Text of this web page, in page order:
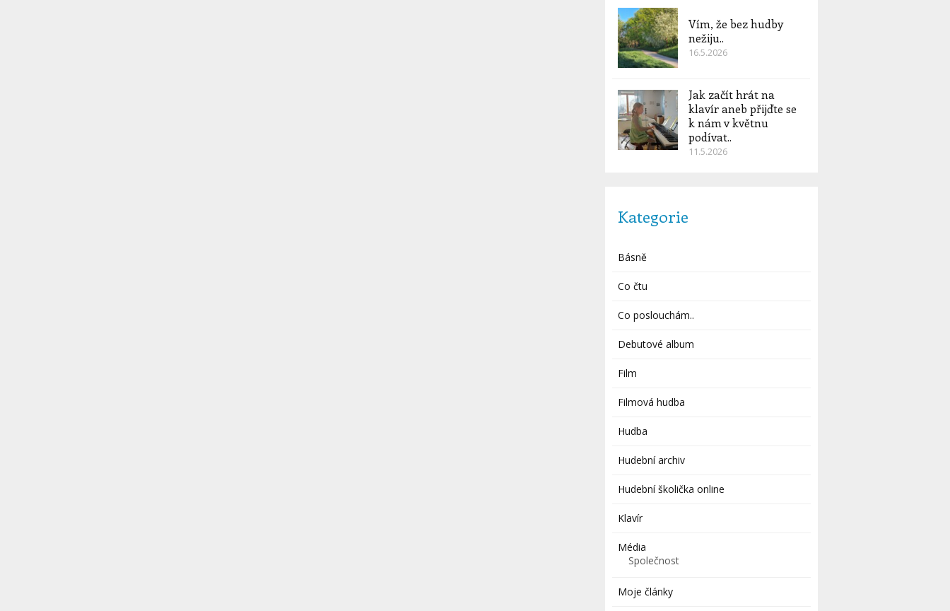
Vím, že bez hudby
nežiju..
16.5.2026
Jak začít hrát na
klavír aneb přijďte se
k nám v květnu
podívat..
11.5.2026
Kategorie
Básně
Co čtu
Co poslouchám..
Debutové album
Film
Filmová hudba
Hudba
Hudební archiv
Hudební školička online
Klavír
Média
Společnost
Moje články